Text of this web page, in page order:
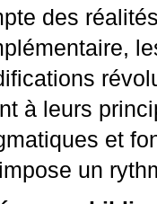
des
à leurs
et
un